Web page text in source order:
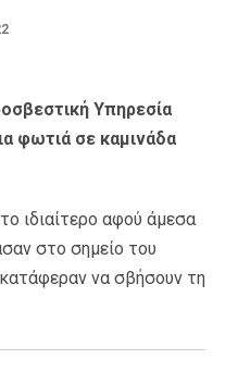
Υπηρεσία
φωτιά σε καμινάδα
ιδιαίτερο αφού άμεσα
στο σημείο του
να σβήσουν τη